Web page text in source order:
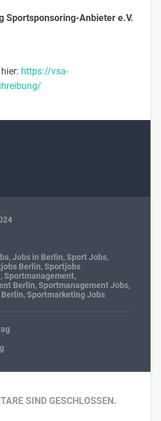
Sportsponsoring-Anbieter e.V.
https://vsa-
,Jobs in Berlin,Sport Jobs,
Berlin,Sportjobs
,Sportmanagement,
Berlin,Sportmanagement Jobs,
,Sportmarketing Jobs
SIND GESCHLOSSEN.